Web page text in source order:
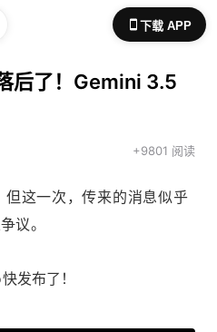
下载 APP
后了！Gemini 3.5
+9801 阅读
这一次，传来的消息似乎
议。
发布了！